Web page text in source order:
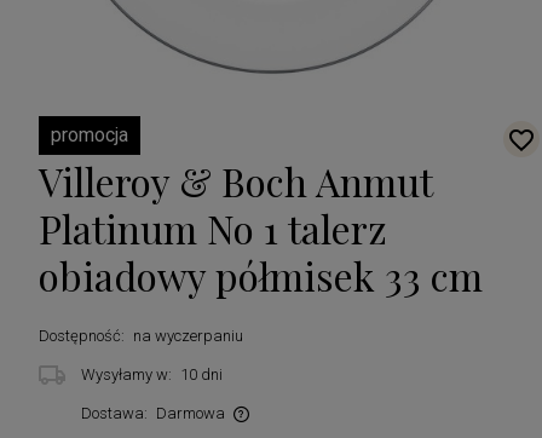
promocja
Villeroy & Boch Anmut
Platinum No 1 talerz
obiadowy półmisek 33 cm
Dostępność: na wyczerpaniu
Wysyłamy w: 10 dni
Dostawa: Darmowa